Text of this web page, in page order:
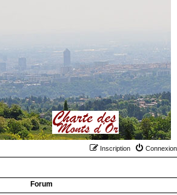
Connexion
Inscription
Forum